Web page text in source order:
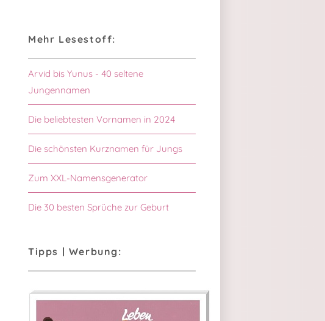
Mehr Lesestoff:
Arvid bis Yunus - 40 seltene
Jungennamen
Die beliebtesten Vornamen in 2024
Die schönsten Kurznamen für Jungs
Zum XXL-Namensgenerator
Die 30 besten Sprüche zur Geburt
Tipps | Werbung: